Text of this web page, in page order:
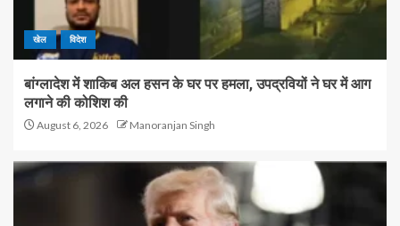
खेल विदेश
बांग्लादेश में शाकिब अल हसन के घर पर हमला, उपद्रवियों ने घर में आग
लगाने की कोशिश की
August 6, 2026 Manoranjan Singh